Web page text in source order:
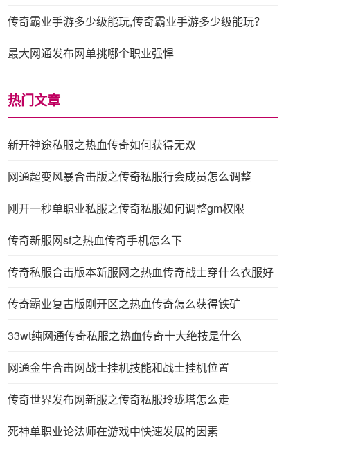
传奇霸业手游多少级能玩,传奇霸业手游多少级能玩？
最大网通发布网单挑哪个职业强悍
热门文章
新开神途私服之热血传奇如何获得无双
网通超变风暴合击版之传奇私服行会成员怎么调整
刚开一秒单职业私服之传奇私服如何调整gm权限
传奇新服网sf之热血传奇手机怎么下
传奇私服合击版本新服网之热血传奇战士穿什么衣服好
传奇霸业复古版刚开区之热血传奇怎么获得铁矿
33wt纯网通传奇私服之热血传奇十大绝技是什么
网通金牛合击网战士挂机技能和战士挂机位置
传奇世界发布网新服之传奇私服玲珑塔怎么走
死神单职业论法师在游戏中快速发展的因素